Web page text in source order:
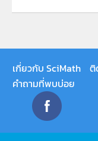
เกี่ยวกับ SciMath ติ
คำถามที่พบบ่อย